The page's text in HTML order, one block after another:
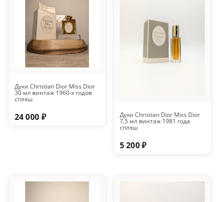
Духи Christian Dior Miss Dior
30 мл винтаж 1960-х годов
сплэш
24 000 ₽ Духи Christian Dior Miss Dior
7,5 мл винтаж 1981 года
сплэш
5 200 ₽